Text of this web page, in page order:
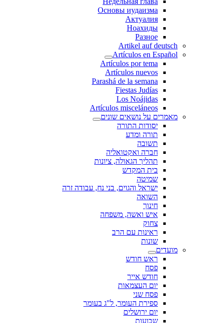
Основы иудаизма
Актуалия
Ноахиды
Разное
Artikel auf deutsch
Artículos en Español
Artículos por tema
Artículos nuevos
Parashá de la semana
Fiestas Judías
Los Noájidas
Artículos misceláneos
מאמרים על נושאים שונים
יסודות התורה
תורה ומדע
תשובה
חברה ואקטואליה
תהליך הגאולה, ציונות
בית המקדש
שמיטה
ישראל והגוים, בני נח, עבודה זרה
השואה
חינוך
איש ואשה, משפחה
צחוק
ראינות עם הרב
שונות
מועדים
ראש חודש
פסח
חודש אייר
יום העצמאות
פסח שני
ספירת העומר, ל"ג בעומר
יום ירושלים
שבועות